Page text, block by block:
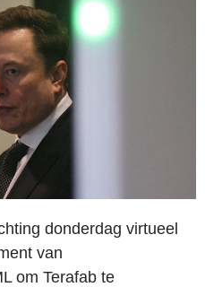
donderdag virtueel
van
om Terafab te